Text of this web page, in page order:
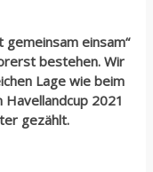
gemeinsam einsam“
bestehen. Wir
Lage wie beim
Havellandcup 2021
gezählt.